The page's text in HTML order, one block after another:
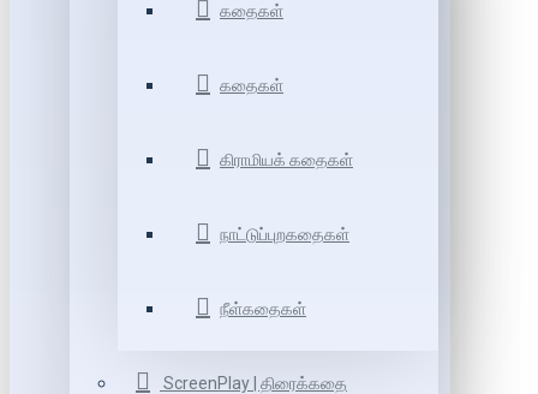
கதைகள்
கதைகள்
கிராமியக் கதைகள்
நாட்டுப்புறகதைகள்
நீள்கதைகள்
ScreenPlay | திரைக்கதை